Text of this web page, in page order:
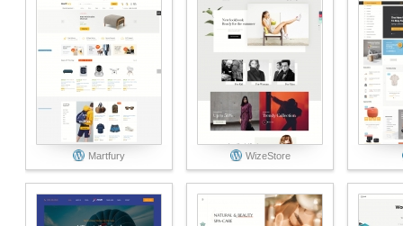
Martfury WizeStore